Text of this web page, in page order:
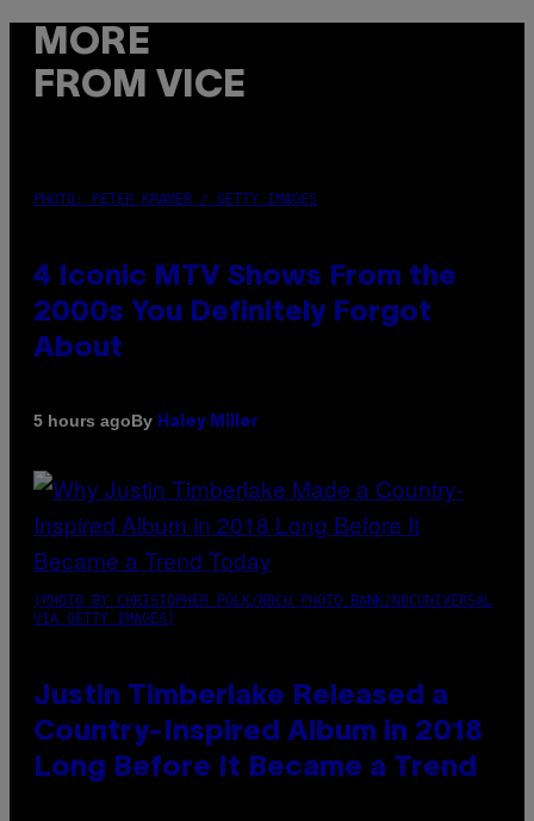
MORE
FROM VICE
PHOTO: PETER KRAMER / GETTY IMAGES
4 Iconic MTV Shows From the
2000s You Definitely Forgot
About
5 hours agoBy Haley Miller
(PHOTO BY CHRISTOPHER POLK/NBCU PHOTO BANK/NBCUNIVERSAL
VIA GETTY IMAGES)
Justin Timberlake Released a
Country-Inspired Album in 2018
Long Before It Became a Trend